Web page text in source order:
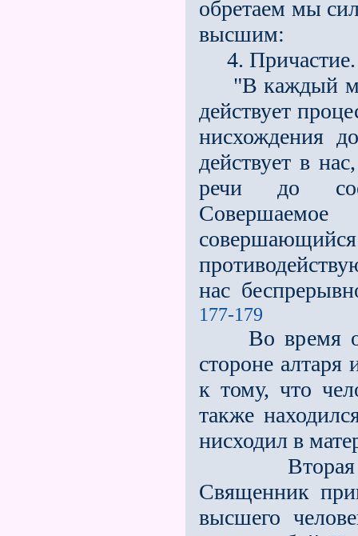
обретаем мы
высшим:
4. Причастие.
"В каждый
действует
нисхождения
действует в
речи до
нас
177-179
Во время
стороне
к тому, что
также
нисходил в
Вторая
Священник
высшего